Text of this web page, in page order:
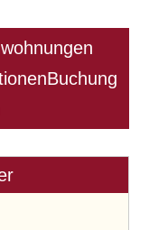
Buchung